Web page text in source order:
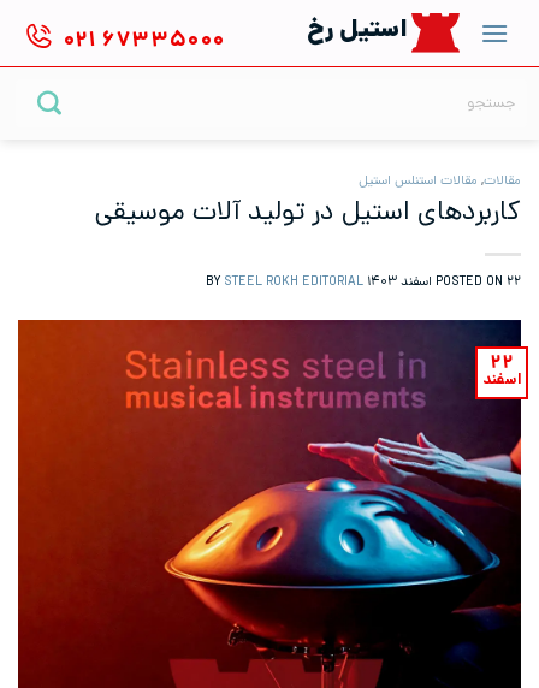
content
استیل رخ ۰۲۱ ۶۷۳۳۵۰۰۰
مقالات, مقالات استنلس استیل
کاربردهای استیل در تولید آلات موسیقی
POSTED ON ۲۲ اسفند ۱۴۰۳ STEEL ROKH EDITORIAL
۲۲
اسفند